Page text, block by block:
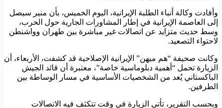
وأفادت وكالة أنباء الطلبة الإيرانية، اليوم الخميس، بأن منير سيصل
إلى العاصمة الإيرانية في إطار المشاورات الجارية حول الحرب،
وسط حديث متزايد عن اتصالات غير مباشرة بين طهران وواشنطن
لاحتواء التصعيد.
وكانت صحيفة “هم ميهن” الإيرانية الإصلاحية قد كشفت، الأربعاء، أن
الزيارة تحمل “أهمية دبلوماسية خاصة”، معتبرة أن قائد الجيش
الباكستاني يُعد من الشخصيات الأساسية في مسار الوساطة بين
الطرفين.
وبحسب التقرير، تأتي الزيارة في وقت تتكثف فيه الاتصالات